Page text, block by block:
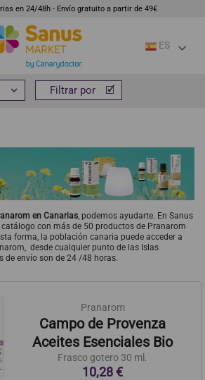
en 24/48h - Envío gratuito a partir de 49€
ES
en Canarias, podemos ayudarte. En Sanus
con más de 50 productos de Pranarom
forma, la población canaria puede acceder a
desde cualquier punto de las Islas
de envío son de 24 /48 horas.
 Filtrar por
Pranarom
Campo de Provenza
Aceites Esenciales Bio
Frasco gotero 30 ml.
10,28 €
 Filtrar por